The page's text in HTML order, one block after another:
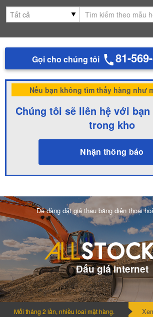
Gọi cho chúng tôi 81-
Nếu bạn không tìm thấy hàng như
Chúng tôi sẽ liên hệ với
trong kho
Nhận thông báo
Dễ dàng đặt giá thầu bằng điện thoại
Đấu giá internet
Mỗi tháng 2 lần, nhiều loai mặt hàng.